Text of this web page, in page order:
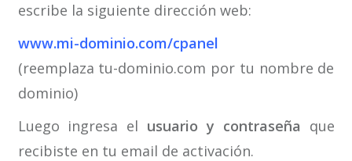
escribe la siguiente dirección web:
www.mi-dominio.com/cpanel
(reemplaza tu-dominio.com por tu nombre de
dominio)
Luego ingresa el usuario y contraseña que
recibiste en tu email de activación.